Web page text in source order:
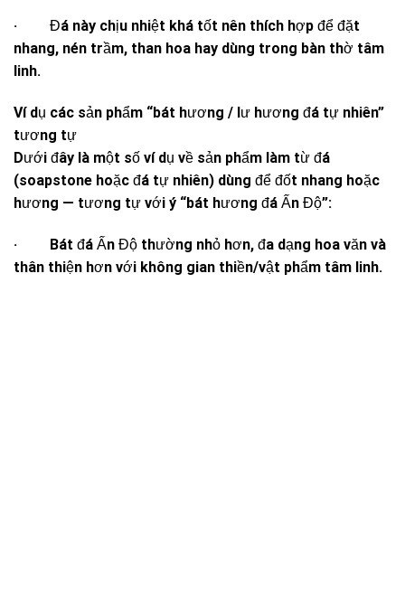
· Đá này chịu nhiệt khá tốt nên thích hợp để đặt
nhang, nén trầm, than hoa hay dùng trong bàn thờ tâm
linh.
Ví dụ các sản phẩm “bát hương / lư hương đá tự nhiên”
tương tự
Dưới đây là một số ví dụ về sản phẩm làm từ đá
(soapstone hoặc đá tự nhiên) dùng để đốt nhang hoặc
hương — tương tự với ý “bát hương đá Ấn Độ”:
· Bát đá Ấn Độ thường nhỏ hơn, đa dạng hoa văn và
thân thiện hơn với không gian thiền/vật phẩm tâm linh.